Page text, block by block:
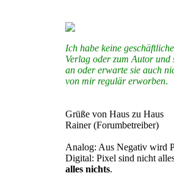
Ich habe keine
Verlag oder zum Autor und
an oder erwarte sie auch
von mir regulär erworben.
Grüße von Haus zu Haus
Rainer (Forumbetreiber)
Analog: Aus Negativ wird
Digital: Pixel sind nicht
alles nichts.